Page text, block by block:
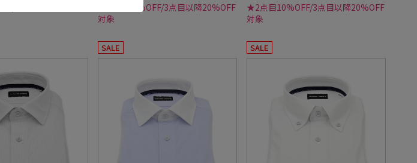
★2点目10%OFF/3点目以降20%OFF
対象
★2点目10%OFF/3点目以降20%OFF
対象
SALE SALE